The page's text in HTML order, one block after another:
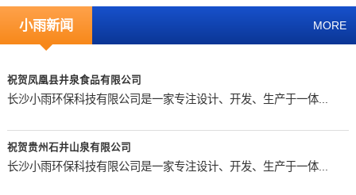
小雨新闻 MORE
祝贺凤凰县井泉食品有限公司
长沙小雨环保科技有限公司是一家专注设计、开发、生产于一体...
祝贺贵州石井山泉有限公司
长沙小雨环保科技有限公司是一家专注设计、开发、生产于一体...